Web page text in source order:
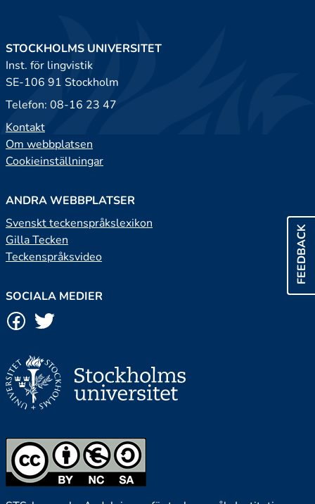
FEEDBACK
STOCKHOLMS UNIVERSITET
Inst. för lingvistik
SE-106 91 Stockholm
Telefon: 08-16 23 47
Kontakt
Om webbplatsen
Cookieinställningar
ANDRA WEBBPLATSER
Svenskt teckenspråkslexikon
Gilla Tecken
Teckenspråksvideo
SOCIALA MEDIER